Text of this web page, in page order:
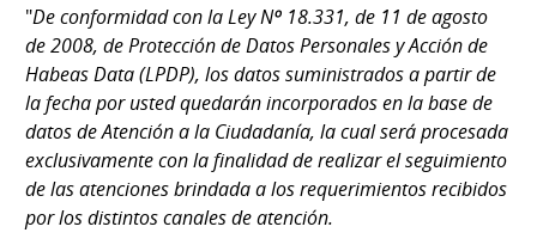
"De conformidad con la Ley Nº 18.331, de 11 de agosto
de 2008, de Protección de Datos Personales y Acción de
Habeas Data (LPDP), los datos suministrados a partir de
la fecha por usted quedarán incorporados en la base de
datos de Atención a la Ciudadanía, la cual será procesada
exclusivamente con la finalidad de realizar el seguimiento
de las atenciones brindada a los requerimientos recibidos
por los distintos canales de atención.